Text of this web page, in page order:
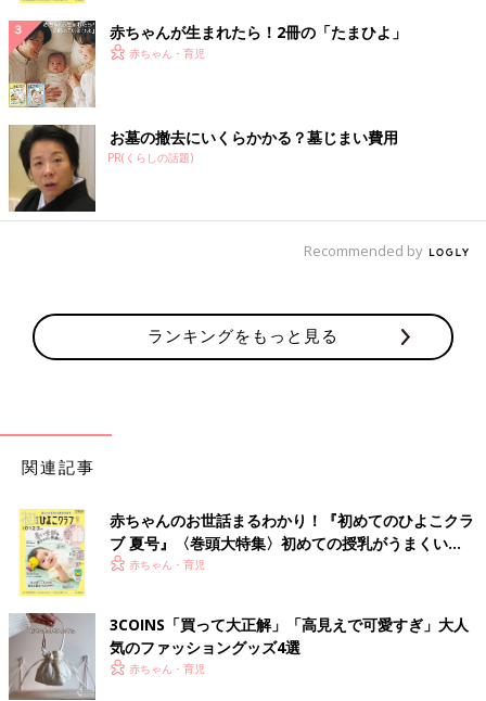
赤ちゃんが生まれたら！2冊の「たまひよ」
赤ちゃん・育児
お墓の撤去にいくらかかる？墓じまい費用
PR(くらしの話題)
Recommended by
ランキングをもっと見る
関連記事
赤ちゃんのお世話まるわかり！『初めてのひよこクラ
ブ 夏号』〈巻頭大特集〉初めての授乳がうまくい
く！ おっぱい・ミルクの基本と夏のトラブル 解決テ
赤ちゃん・育児
3COINS「買って大正解」「高見えで可愛すぎ」大人
気のファッショングッズ4選
赤ちゃん・育児